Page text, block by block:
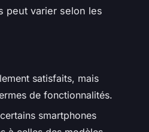
peut varier selon les
satisfaits, mais
de fonctionnalités.
smartphones